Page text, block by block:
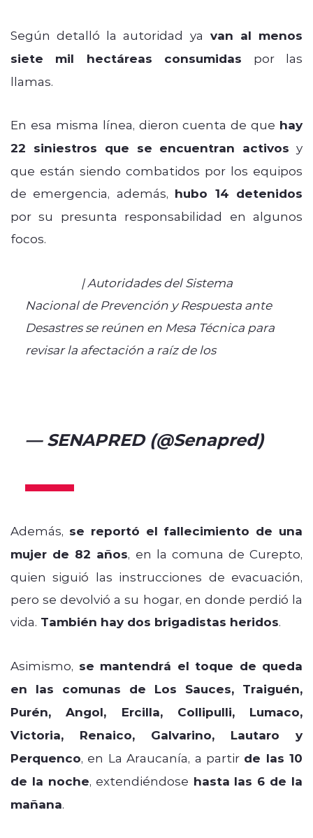
Según detalló la autoridad ya van al menos
siete mil hectáreas consumidas por las
llamas.
En esa misma línea, dieron cuenta de que hay
22 siniestros que se encuentran activos y
que están siendo combatidos por los equipos
de emergencia, además, hubo 14 detenidos
por su presunta responsabilidad en algunos
focos.
| Autoridades del Sistema
Nacional de Prevención y Respuesta ante
Desastres se reúnen en Mesa Técnica para
revisar la afectación a raíz de los
— SENAPRED (@Senapred)
Además, se reportó el fallecimiento de una
mujer de 82 años, en la comuna de Curepto,
quien siguió las instrucciones de evacuación,
pero se devolvió a su hogar, en donde perdió la
vida. También hay dos brigadistas heridos.
Asimismo, se mantendrá el toque de queda
en las comunas de Los Sauces, Traiguén,
Purén, Angol, Ercilla, Collipulli, Lumaco,
Victoria, Renaico, Galvarino, Lautaro y
Perquenco, en La Araucanía, a partir de las 10
de la noche, extendiéndose hasta las 6 de la
mañana.